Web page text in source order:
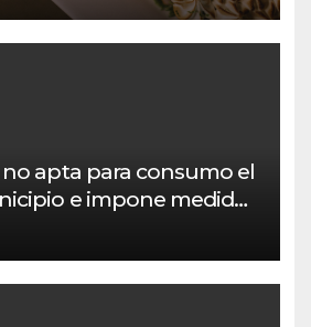
no apta para consumo el
e impone medidas